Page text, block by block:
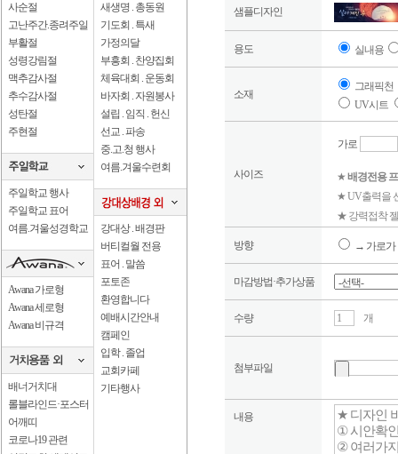
사순절
고난주간.종려주일
부활절
성령강림절
맥추감사절
추수감사절
성탄절
주현절
주일학교 행사
주일학교 표어
여름.겨울성경학교
Awana 가로형
Awana 세로형
Awana 비규격
배너거치대
롤블라인드·포스터
어깨띠
코로나19 관련
새생명 . 총동원
기도회 . 특새
가정의달
부흥회 . 찬양집회
체육대회 . 운동회
바자회 . 자원봉사
설립 . 임직 . 헌신
선교 . 파송
중.고.청 행사
여름.겨울수련회
강대상 . 배경판
버티컬월 전용
표어 . 말씀
포토존
환영합니다
예배시간안내
캠페인
입학 . 졸업
교회카페
기타행사
샘플디자인
용도 실내용
소재
그래픽천
UV시트
사이즈
가로
★배경전용
★ UV출력을
★ 강력접착
방향 → 가로가
마감방법·추가상품
수량 개
첨부파일
내용